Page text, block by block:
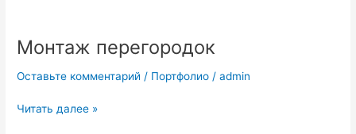
Монтаж перегородок
Оставьте комментарий / Портфолио /admin
Читать далее »